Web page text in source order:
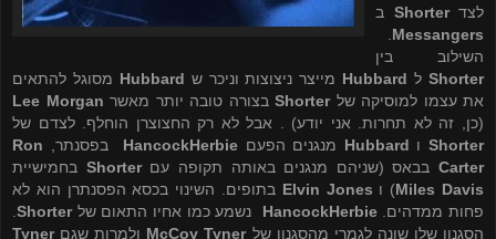
לצדShorter ב
Messangers
השילוב בין
Shorterל Hubbard מייצר ניצוצות וניכר ש Hubbard מסוגל להתאים
את עצמו למוסיקה שלShorter בצורה טובה יותר מאשר Lee Morgan
(כן, זה לא תחרות. אני יודע) . אבל לא רק החצוצרן הוחלף. לצדם של
Shorter ו Hubbard מנגנים הפעםHerbie
Hancock בפסנתר, Ron
Carter בבאס (שניהם מנגנים באותה תקופה עםShorter בחמישיית
Miles Davis) ו Elvin Jones בתופים. השינוי בכסא הפסנתרן הוא לא
פחות ממדהים.Herbie
Hancock נשמע כמו אחיו התאום שלShorter
הסגנון שלו שונה לגמרי מהסגנון שלMcCoy Tyner ולמרות שגםTyner